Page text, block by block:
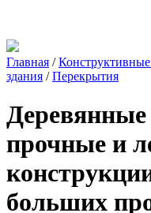
Главная /
здания /Перекрытия
прочные и
больших